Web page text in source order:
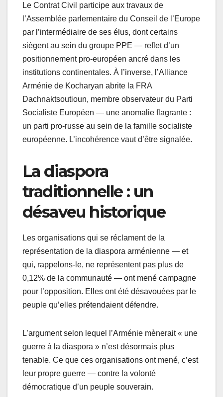
Le Contrat Civil participe aux travaux de
l’Assemblée parlementaire du Conseil de l’Europe
par l’intermédiaire de ses élus, dont certains
siègent au sein du groupe PPE — reflet d’un
positionnement pro-européen ancré dans les
institutions continentales. À l’inverse, l’Alliance
Arménie de Kocharyan abrite la FRA
Dachnaktsoutioun, membre observateur du Parti
Socialiste Européen — une anomalie flagrante :
un parti pro-russe au sein de la famille socialiste
européenne. L’incohérence vaut d’être signalée.
La diaspora
traditionnelle : un
désaveu historique
Les organisations qui se réclament de la
représentation de la diaspora arménienne — et
qui, rappelons-le, ne représentent pas plus de
0,12% de la communauté — ont mené campagne
pour l’opposition. Elles ont été désavouées par le
peuple qu’elles prétendaient défendre.
L’argument selon lequel l’Arménie mènerait « une
guerre à la diaspora » n’est désormais plus
tenable. Ce que ces organisations ont mené, c’est
leur propre guerre — contre la volonté
démocratique d’un peuple souverain.